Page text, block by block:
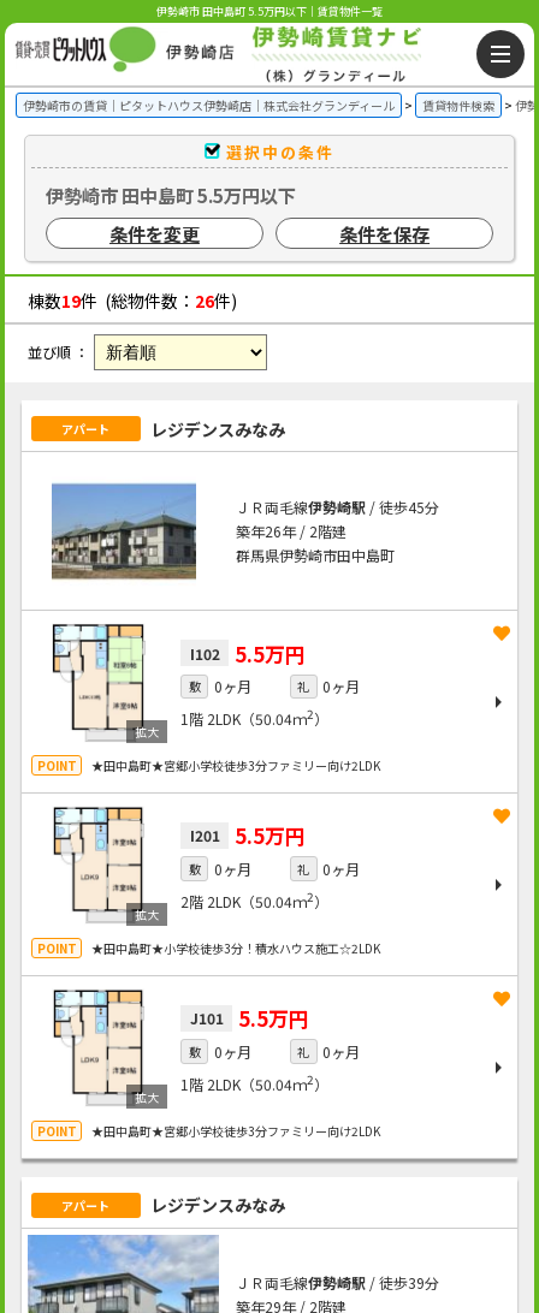
伊勢崎市 田中島町 5.5万円以下｜賃貸物件一覧
伊勢崎市の賃貸｜ピタットハウス伊勢崎店｜株式会社グランディール 賃貸物件検索 伊
選択中の条件
伊勢崎市 田中島町 5.5万円以下
条件を変更
条件を保存
棟数19件 (総物件数： 26件)
並び順 ：
アパート レジデンスみなみ
ＪＲ両毛線伊勢崎駅/ 徒歩45分
築年26年 / 2階建
群馬県伊勢崎市田中島町
I102 5.5万円
敷 0ヶ月 礼
0ヶ月
1階 2LDK（50.04ｍ2）
★田中島町★宮郷小学校徒歩3分ファミリー向け2LDK
I201 5.5万円
敷 0ヶ月 礼
0ヶ月
2階 2LDK（50.04ｍ2）
★田中島町★小学校徒歩3分！積水ハウス施工☆2LDK
J101 5.5万円
敷 0ヶ月 礼
0ヶ月
1階 2LDK（50.04ｍ2）
★田中島町★宮郷小学校徒歩3分ファミリー向け2LDK
アパート レジデンスみなみ
ＪＲ両毛線伊勢崎駅/ 徒歩39分
築年29年 / 2階建